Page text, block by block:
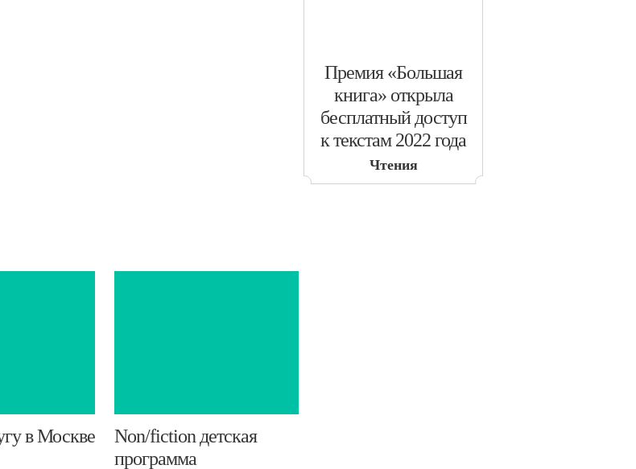
​Премия «Большая
книга» открыла
бесплатный доступ
к текстам 2022 года
Чтения
в Москве
Non/fiction детская
программа